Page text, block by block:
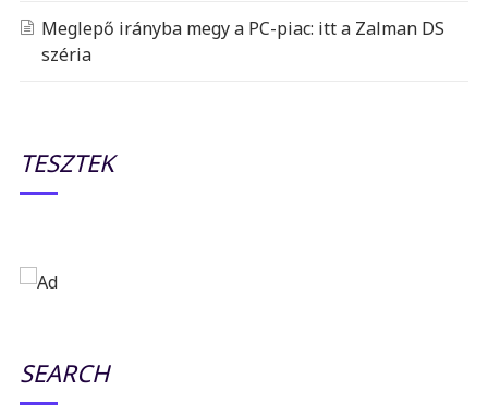
Meglepő irányba megy a PC-piac: itt a Zalman DS
széria
TESZTEK
SEARCH